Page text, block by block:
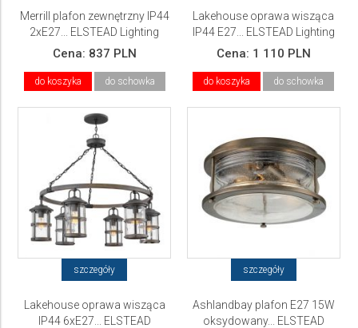
Merrill plafon zewnętrzny IP44
2xE27... ELSTEAD Lighting
Cena: 837 PLN
do koszyka do schowka
Lakehouse oprawa wisząca
IP44 E27... ELSTEAD Lighting
Cena: 1 110 PLN
do koszyka do schowka
szczegóły
Lakehouse oprawa wisząca
IP44 6xE27... ELSTEAD
szczegóły
Ashlandbay plafon E27 15W
oksydowany... ELSTEAD